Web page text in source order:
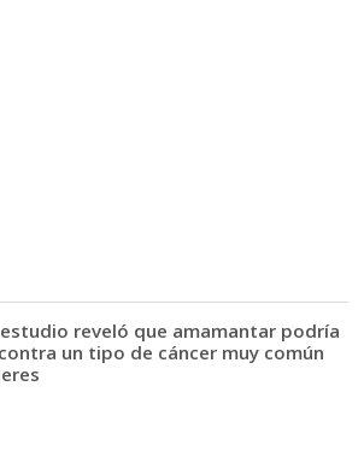
reveló que amamantar podría
un tipo de cáncer muy común